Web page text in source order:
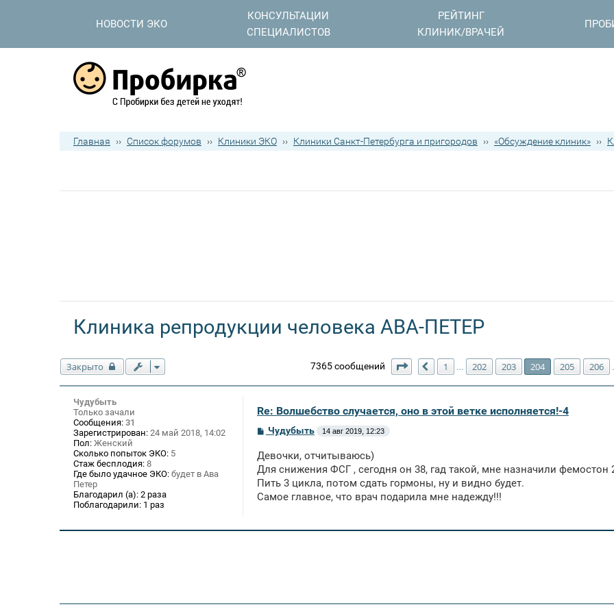
НОВОСТИ ЭКО
КОНСУЛЬТАЦИИ
СПЕЦИАЛИСТОВ
РЕЙТИНГ
КЛИНИК/ВРАЧЕЙ
Главная ›› Список форумов ›› Клиники ЭКО ›› Клиники Санкт-Петербурга и пригородов ›› «Обсуждение клиник» ››
Клиника репродукции человека АВА-ПЕТЕР
Закрыто 7365 сообщений Страница 204 из211
Пред.
1 … 202 203 204 205 206
Чудубыть
Только зачали
Сообщения: 31
Зарегистрирован: 24 май 2018, 14:02
Пол: Женский
Сколько попыток ЭКО: 5
Стаж бесплодия: 8
Где было удачное ЭКО: будет в Ава
Петер
Благодарил (а): 2 раза
Поблагодарили: 1 раз
Re: Волшебство случается, оно в этой ветке исполняется!-4
С
б
щ
н
и
Чудубыть 14 авг 2019, 12:23
Девочки, отчитываюсь)
Для снижения ФСГ , сегодня он 38, гад такой, мне назначили фемостон
Пить 3 цикла, потом сдать гормоны, ну и видно будет.
Самое главное, что врач подарила мне надежду!!!